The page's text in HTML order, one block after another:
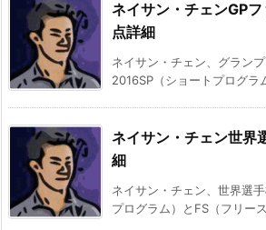
ネイサン・チェンGP
点詳細
ネイサン・チェン、グラン
2016SP（ショートプログラ
ネイサン・チェン世界
細
ネイサン・チェン、世界選
プログラム）とFS（フリー